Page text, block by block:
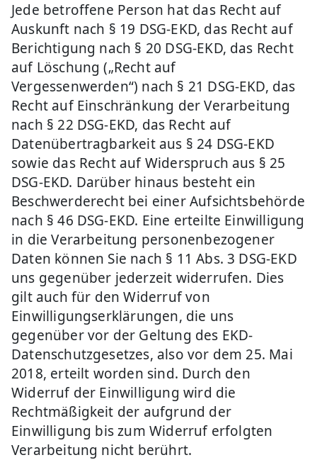
Jede betroffene Person hat das Recht auf
Auskunft nach § 19 DSG-EKD, das Recht auf
Berichtigung nach § 20 DSG-EKD, das Recht
auf Löschung („Recht auf
Vergessenwerden“) nach § 21 DSG-EKD, das
Recht auf Einschränkung der Verarbeitung
nach § 22 DSG-EKD, das Recht auf
Datenübertragbarkeit aus § 24 DSG-EKD
sowie das Recht auf Widerspruch aus § 25
DSG-EKD. Darüber hinaus besteht ein
Beschwerderecht bei einer Aufsichtsbehörde
nach § 46 DSG-EKD. Eine erteilte Einwilligung
in die Verarbeitung personenbezogener
Daten können Sie nach § 11 Abs. 3 DSG-EKD
uns gegenüber jederzeit widerrufen. Dies
gilt auch für den Widerruf von
Einwilligungserklärungen, die uns
gegenüber vor der Geltung des EKD-
Datenschutzgesetzes, also vor dem 25. Mai
2018, erteilt worden sind. Durch den
Widerruf der Einwilligung wird die
Rechtmäßigkeit der aufgrund der
Einwilligung bis zum Widerruf erfolgten
Verarbeitung nicht berührt.